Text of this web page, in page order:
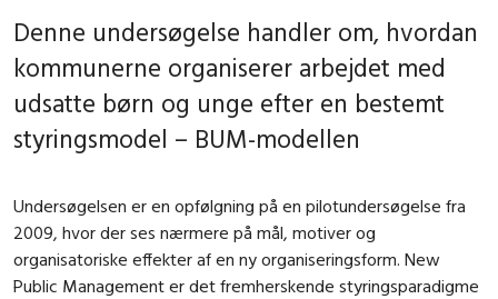
Denne undersøgelse handler om, hvordan
kommunerne organiserer arbejdet med
udsatte børn og unge efter en bestemt
styringsmodel – BUM-modellen
Undersøgelsen er en opfølgning på en pilotundersøgelse fra
2009, hvor der ses nærmere på mål, motiver og
organisatoriske effekter af en ny organiseringsform. New
Public Management er det fremherskende styringsparadigme